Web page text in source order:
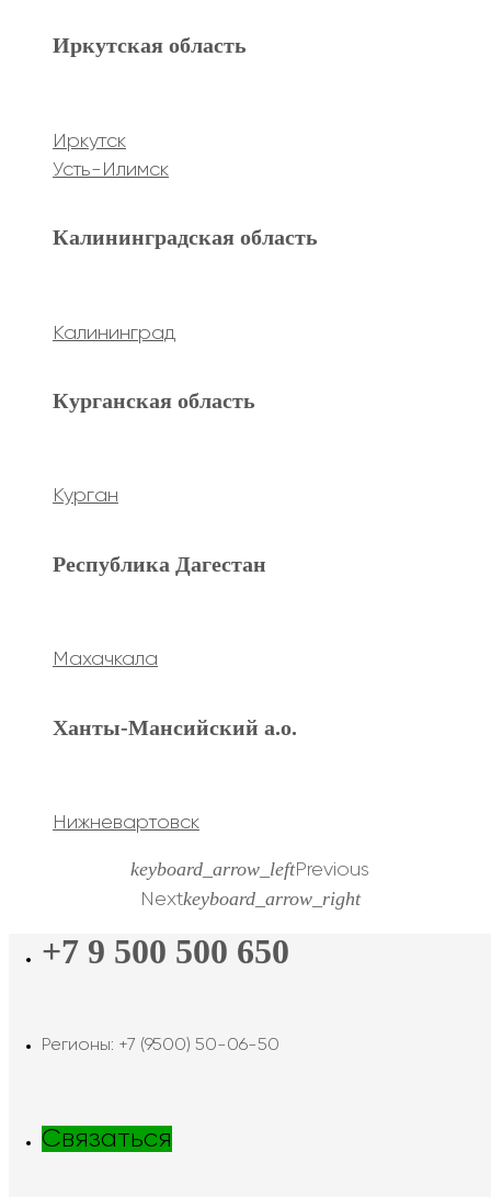
Курган
Иркутская область
Иркутск
Усть-Илимск
Калининградская область
Калининград
Курганская область
Курган
Республика Дагестан
Махачкала
Ханты-Мансийский а.о.
Нижневартовск
keyboard_arrow_leftPrevious
Nextkeyboard_arrow_right
+7 9 500 500 650
Регионы: +7 (9500) 50-06-50
Связаться